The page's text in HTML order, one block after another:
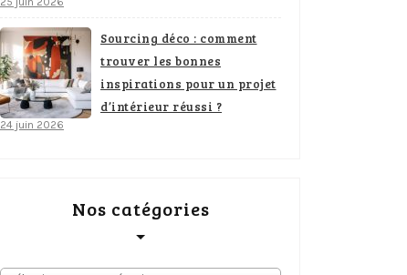
Sourcing déco : comment
trouver les bonnes
inspirations pour un projet
d’intérieur réussi ?
24 juin 2026
Nos catégories